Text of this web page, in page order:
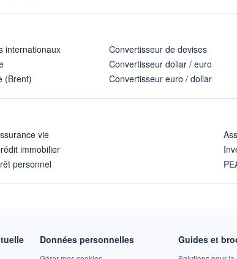
internationaux
(Brent)
Convertisseur de devises
Convertisseur dollar / euro
Convertisseur euro / dollar
vie
immobilier
personnel
Données personnelles Guides et